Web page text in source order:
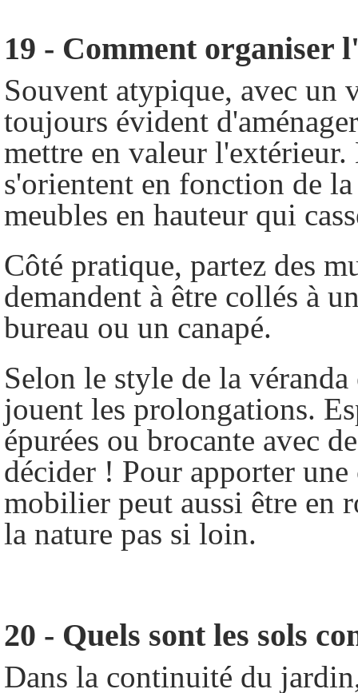
19 - Comment organiser
Souvent atypique, avec un
toujours évident
mettre en valeur l'extérieur.
s'orientent en fonction de
meubles en hauteur qui
Côté pratique, partez des
demandent à être collés à
bureau ou un canapé.
Selon le style de la
jouent les prolongations.
épurées ou brocante avec
décider ! Pour apporter
mobilier peut aussi être en
la nature pas si loin.
20 - Quels sont les sols
Dans la continuité du